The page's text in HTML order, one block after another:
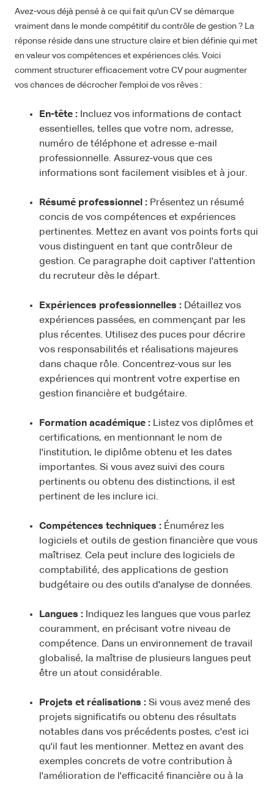
Avez-vous déjà pensé à ce qui fait qu'un CV se démarque
vraiment dans le monde compétitif du contrôle de gestion ? La
réponse réside dans une structure claire et bien définie qui met
en valeur vos compétences et expériences clés. Voici
comment structurer efficacement votre CV pour augmenter
vos chances de décrocher l'emploi de vos rêves :
En-tête : Incluez vos informations de contact
essentielles, telles que votre nom, adresse,
numéro de téléphone et adresse e-mail
professionnelle. Assurez-vous que ces
informations sont facilement visibles et à jour.
Résumé professionnel : Présentez un résumé
concis de vos compétences et expériences
pertinentes. Mettez en avant vos points forts qui
vous distinguent en tant que contrôleur de
gestion. Ce paragraphe doit captiver l'attention
du recruteur dès le départ.
Expériences professionnelles : Détaillez vos
expériences passées, en commençant par les
plus récentes. Utilisez des puces pour décrire
vos responsabilités et réalisations majeures
dans chaque rôle. Concentrez-vous sur les
expériences qui montrent votre expertise en
gestion financière et budgétaire.
Formation académique : Listez vos diplômes et
certifications, en mentionnant le nom de
l'institution, le diplôme obtenu et les dates
importantes. Si vous avez suivi des cours
pertinents ou obtenu des distinctions, il est
pertinent de les inclure ici.
Compétences techniques : Énumérez les
logiciels et outils de gestion financière que vous
maîtrisez. Cela peut inclure des logiciels de
comptabilité, des applications de gestion
budgétaire ou des outils d'analyse de données.
Langues : Indiquez les langues que vous parlez
couramment, en précisant votre niveau de
compétence. Dans un environnement de travail
globalisé, la maîtrise de plusieurs langues peut
être un atout considérable.
Projets et réalisations : Si vous avez mené des
projets significatifs ou obtenu des résultats
notables dans vos précédents postes, c'est ici
qu'il faut les mentionner. Mettez en avant des
exemples concrets de votre contribution à
l'amélioration de l'efficacité financière ou à la